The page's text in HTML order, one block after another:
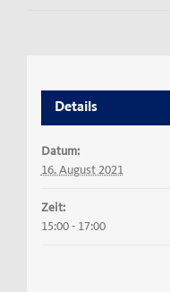
Details
Datum:
16. August 2021
Zeit:
15:00 - 17:00